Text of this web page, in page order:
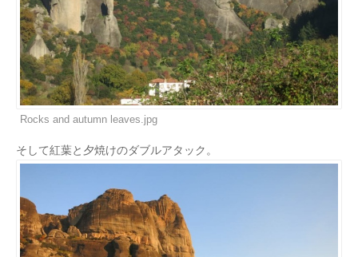
Rocks and autumn leaves.jpg
そして紅葉と夕焼けのダブルアタック。